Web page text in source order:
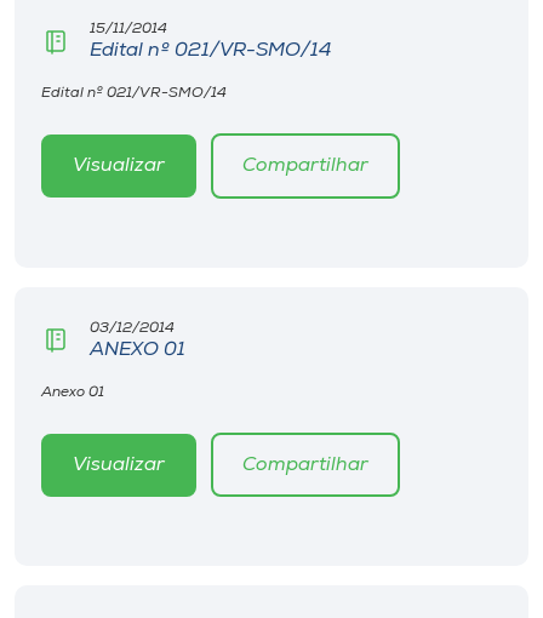
Biblioteca
Unoesc
Store
Selecione
o idioma
15/11/2014
Edital nº 021/VR-SMO/14
Edital nº 021/VR-SMO/14
Visualizar Compartilhar
03/12/2014
ANEXO 01
Anexo 01
Visualizar Compartilhar